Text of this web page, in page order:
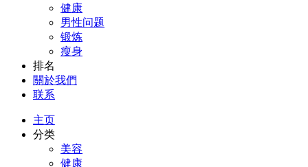
健康
男性问题
锻炼
瘦身
排名
關於我們
联系
主页
分类
美容
健康